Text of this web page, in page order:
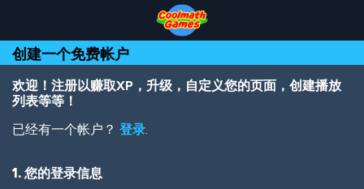
Top
of
Page
Navigation
Main
Content
Footer
到
主
要
内
容
创建一个免费帐户
欢迎！注册以赚取XP，升级，自定义您的页面，创建播放
列表等等！
已经有一个帐户？ 登录.
1. 您的登录信息